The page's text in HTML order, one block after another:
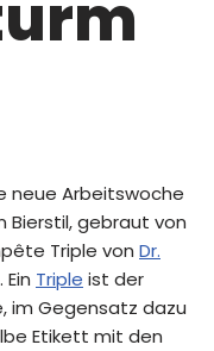
neue Arbeitswoche
Bierstil, gebraut von
Triple von Dr.
Triple ist der
im Gegensatz dazu
Etikett mit den